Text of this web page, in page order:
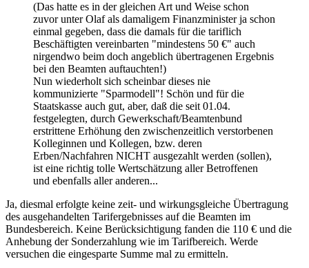
(Das hatte es in der gleichen Art und Weise schon
zuvor unter Olaf als damaligem Finanzminister ja schon
einmal gegeben, dass die damals für die tariflich
Beschäftigten vereinbarten "mindestens 50 €" auch
nirgendwo beim doch angeblich übertragenen Ergebnis
bei den Beamten auftauchten!)
Nun wiederholt sich scheinbar dieses nie
kommunizierte "Sparmodell"! Schön und für die
Staatskasse auch gut, aber, daß die seit 01.04.
festgelegten, durch Gewerkschaft/Beamtenbund
erstrittene Erhöhung den zwischenzeitlich verstorbenen
Kolleginnen und Kollegen, bzw. deren
Erben/Nachfahren NICHT ausgezahlt werden (sollen),
ist eine richtig tolle Wertschätzung aller Betroffenen
und ebenfalls aller anderen...
Ja, diesmal erfolgte keine zeit- und wirkungsgleiche Übertragung
des ausgehandelten Tarifergebnisses auf die Beamten im
Bundesbereich. Keine Berücksichtigung fanden die 110 € und die
Anhebung der Sonderzahlung wie im Tarifbereich. Werde
versuchen die eingesparte Summe mal zu ermitteln.